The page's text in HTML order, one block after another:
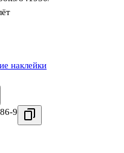
наклейки
9